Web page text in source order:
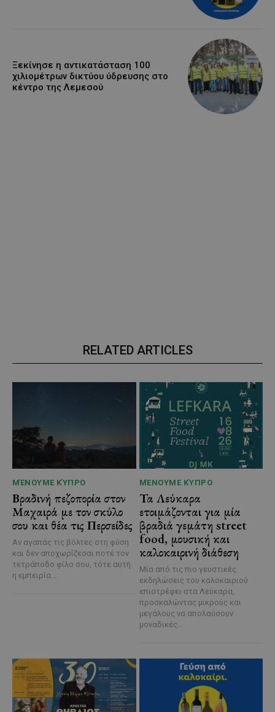
Ξεκίνησε η αντικατάσταση 100
χιλιομέτρων δικτύου ύδρευσης στο
κέντρο της Λεμεσού
RELATED ARTICLES
ΜΈΝΟΥΜΕ ΚΎΠΡΟ
Βραδινή πεζοπορία στον
Μαχαιρά με τον σκύλο
σου και θέα τις Περσείδες
Αν αγαπάς τις βόλτες στη φύση
και δεν αποχωρίζεσαι ποτέ τον
τετράποδο φίλο σου, τότε αυτή
η εμπειρία...
ΜΈΝΟΥΜΕ ΚΎΠΡΟ
Τα Λεύκαρα
ετοιμάζονται για μία
βραδιά γεμάτη street
food, μουσική και
καλοκαιρινή διάθεση
Μία από τις πιο γευστικές
εκδηλώσεις του καλοκαιριού
επιστρέφει στα Λεύκαρα,
προσκαλώντας μικρούς και
μεγάλους να απολαύσουν
μοναδικές...